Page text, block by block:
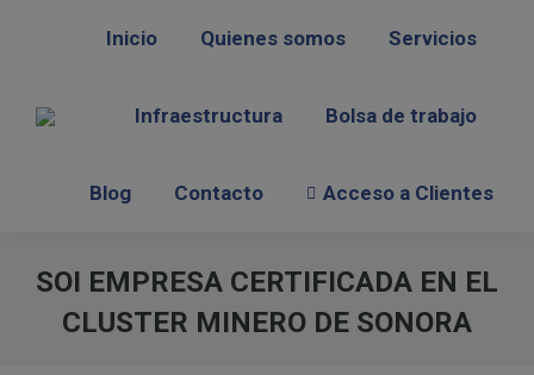
Inicio Quienes somos Servicios
Infraestructura Bolsa de trabajo
Blog Contacto Acceso a Clientes
SOI EMPRESA CERTIFICADA EN EL
CLUSTER MINERO DE SONORA
Inicio Quienes somos Servicios
Infraestructura Bolsa de trabajo
Blog Contacto Acceso a Clientes